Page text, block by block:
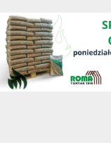
MENU